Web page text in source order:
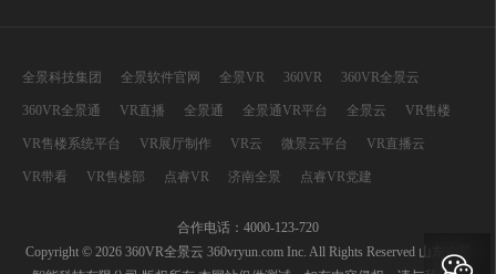
全景科技集团 全景软件官网 全景VR 360VR 360VR全景云
360VR全景通 VR直播 全景通 全景通VR平台 全景云 VR售楼
VR售楼系统平台 VR展厅制作 VR云 微景云平台 VR直播云
VR带看 VR售楼部 点睿VR 济南全景 点睿VR党建
合作电话：4000-123-720
Copyright © 2026 360VR全景云 360vryun.com Inc. All Rights Reserved 山东全景